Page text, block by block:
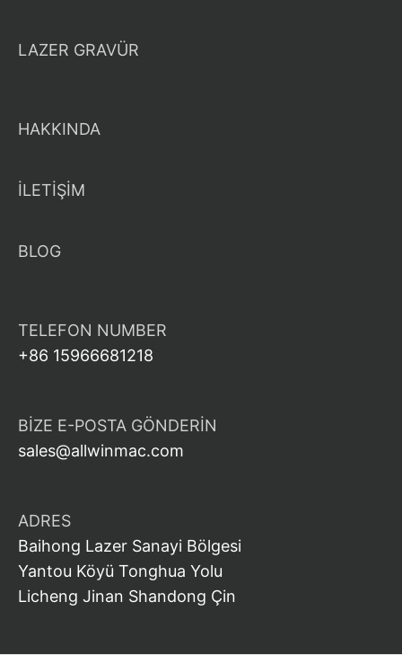
LAZER GRAVÜR
HAKKINDA
İLETİŞİM
BLOG
TELEFON NUMBER
+86 15966681218
BIZE E-POSTA GÖNDERIN
sales@allwinmac.com
ADRES
Baihong Lazer Sanayi Bölgesi
Yantou Köyü Tonghua Yolu
Licheng Jinan Shandong Çin